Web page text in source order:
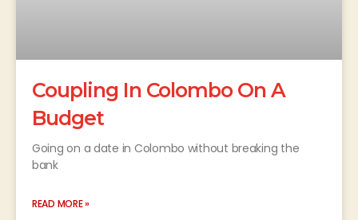
Coupling In Colombo On A
Budget
Going on a date in Colombo without breaking the
bank
READ MORE »